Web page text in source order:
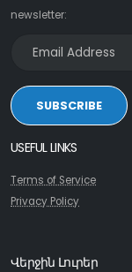
newsletter:
SUBSCRIBE
USEFUL LINKS
Terms of Service
Privacy Policy
Վերջին Լուրեր